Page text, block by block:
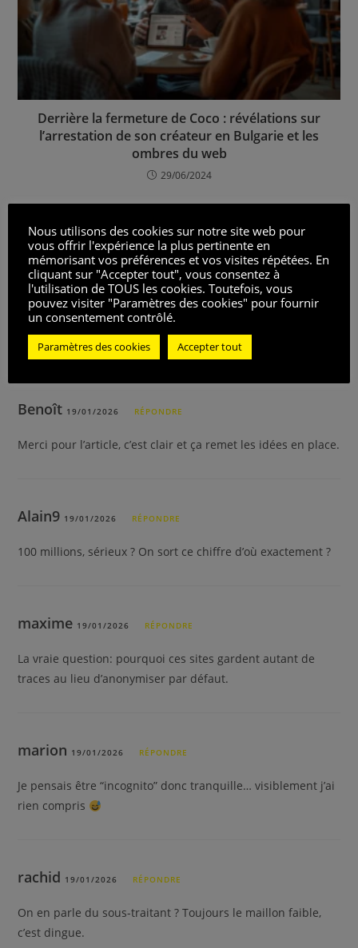
Derrière la fermeture de Coco : révélations sur
l’arrestation de son créateur en Bulgarie et les
ombres du web
29/06/2024
CET ARTICLE A 30 COMMENTAIRES
Alain19/01/2026 RÉPONDRE
Ça fait froid dans le dos… on peut savoir si c’est confirmé ou
juste une rumeur ?
Benoît 19/01/2026 RÉPONDRE
Merci pour l’article, c’est clair et ça remet les idées en place.
Alain9 19/01/2026 RÉPONDRE
100 millions, sérieux ? On sort ce chiffre d’où exactement ?
maxime 19/01/2026 RÉPONDRE
La vraie question: pourquoi ces sites gardent autant de
traces au lieu d’anonymiser par défaut.
marion 19/01/2026 RÉPONDRE
Je pensais être “incognito” donc tranquille… visiblement j’ai
rien compris
rachid 19/01/2026 RÉPONDRE
On en parle du sous-traitant ? Toujours le maillon faible,
c’est dingue.
Nous utilisons des cookies sur notre site web pour
vous offrir l'expérience la plus pertinente en
mémorisant vos préférences et vos visites répétées. En
cliquant sur "Accepter tout", vous consentez à
l'utilisation de TOUS les cookies. Toutefois, vous
pouvez visiter "Paramètres des cookies" pour fournir
un consentement contrôlé.
Paramètres des cookies Accepter tout